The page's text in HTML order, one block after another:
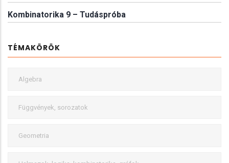
Kombinatorika 9 – Tudáspróba
TÉMAKÖRÖK
Algebra
Függvények, sorozatok
Geometria